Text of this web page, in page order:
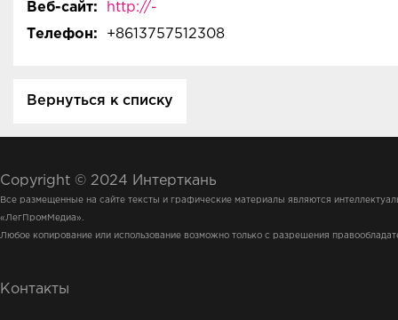
Веб-сайт:
http://-
Телефон:
+8613757512308
Вернуться к списку
Copyright © 2024 Интерткань
Все размещенные на сайте тексты и графические материалы являются
«ЛегПромМедиа».
Любое копирование или использование возможно только с разрешения
Контакты